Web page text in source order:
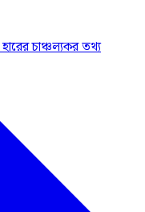
চাঞ্চল্যকর তথ্য